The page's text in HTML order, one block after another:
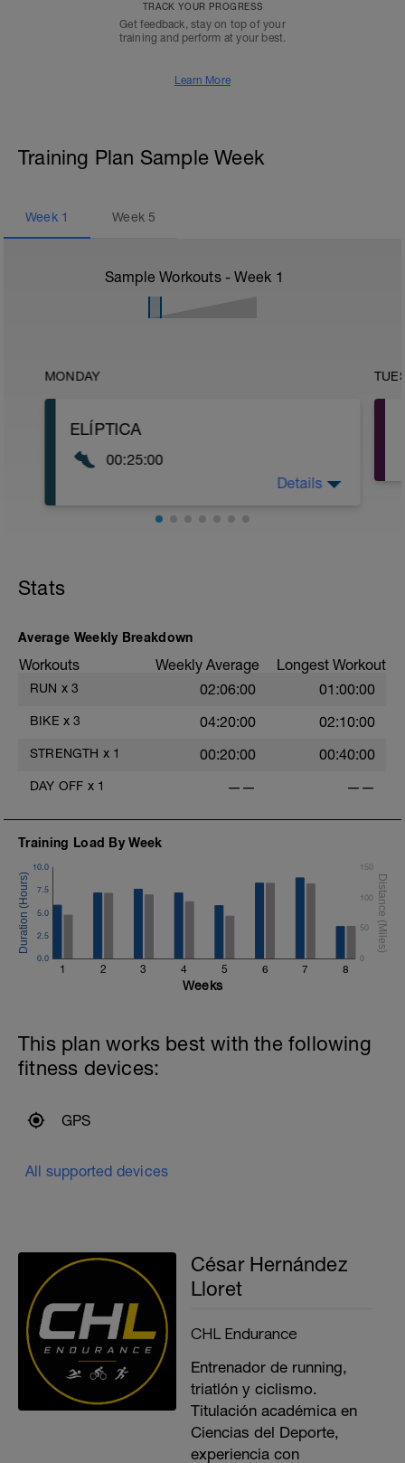
TRACK YOUR PROGRESS
Get feedback, stay on top of your
training and perform at your best.
Learn More
Training Plan Sample Week
Week 1 Week5
Sample Workouts - Week 1
MONDAY
ELÍPTICA
00:25:00
Details
Stats
Average Weekly Breakdown
Workouts Weekly Average Longest Workout
RUN x 3 02:06:00 01:00:00
BIKE x 3 04:20:00 02:10:00
STRENGTH x 1 00:20:00 00:40:00
DAY OFF x 1 —— ——
Training Load By Week
1 2 3 4 5 6 7 8
0.0
2.5
5.0
7.5
10.0
0
50
100
150
Weeks
This plan works best with the following
fitness devices:
GPS
All supported devices
César Hernández
Lloret
CHL Endurance
Entrenador de running,
triatlón y ciclismo.
Titulación académica en
Ciencias del Deporte,
experiencia con